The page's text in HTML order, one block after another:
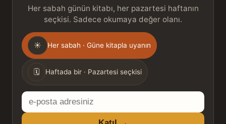
Her sabah günün kitabı, her pazartesi haftanın
seçkisi. Sadece okumaya değer olanı.
Gönderim
sıklığı
☀ Her sabah · Güne kitapla uyanın
🗓 Haftada bir · Pazartesi seçkisi
E-
posta